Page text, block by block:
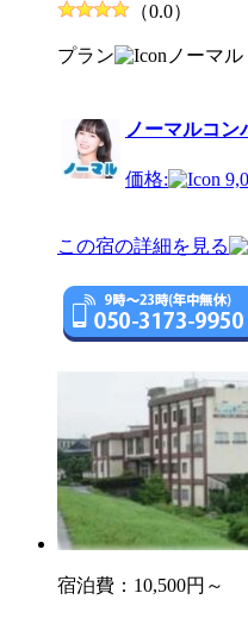
（0.0）
プラン ノーマル
ノーマルコン
価格:
この宿の詳細を見る
宿泊費： 10,500円～